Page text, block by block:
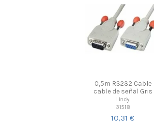
0,5m RS232 Cable
cable de señal Gris
Lindy
31518
10,31 €